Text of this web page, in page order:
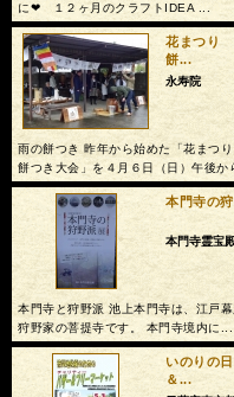
に❤ １２ヶ月のクラフトIDEA ...
花まつり
餅...
永寿院
雨の餅つき 昨年から始めた「花ま
餅つき大会」を４月６日（日）午後か
本門寺の
本門寺霊宝
本門寺と狩野派 池上本門寺は、江戸
狩野家の菩提寺です。 本門寺境内に...
いのりの
＆...